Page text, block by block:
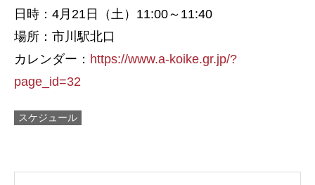
日時：4月21日（土）11:00～11:40
場所：市川駅北口
カレンダー： https://www.a-koike.gr.jp/?
page_id=32
スケジュール